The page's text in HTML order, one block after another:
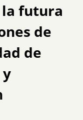
la futura
de
de